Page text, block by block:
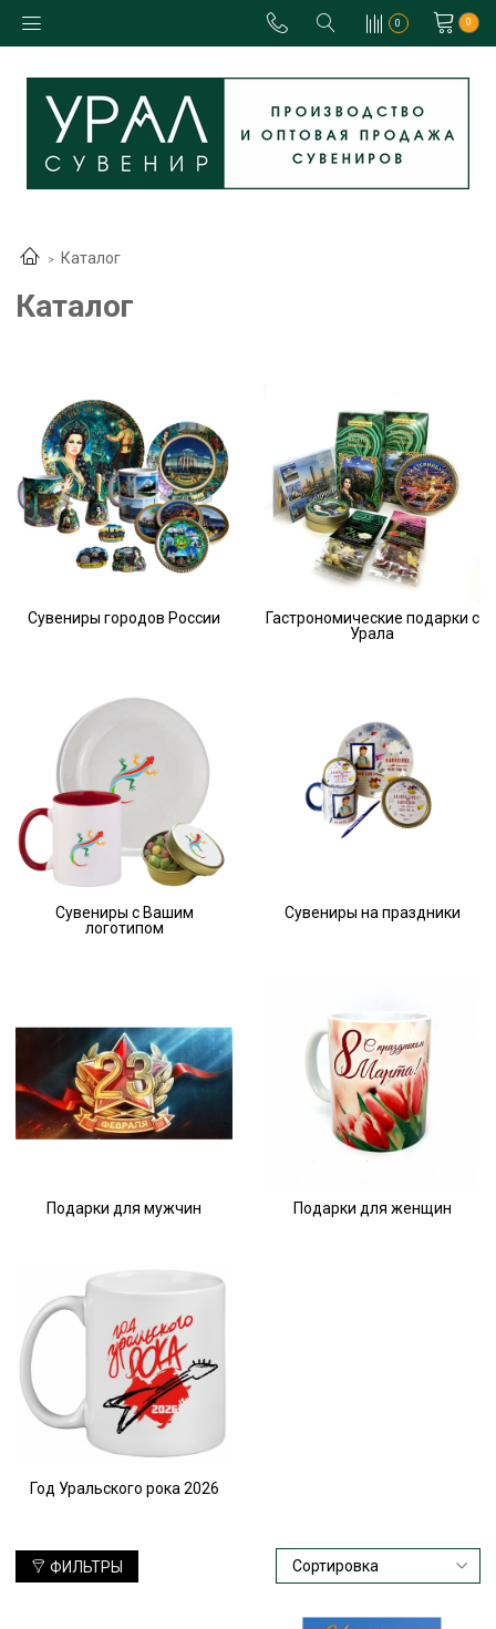
0 0
Каталог
Каталог
Сувениры городов России
Гастрономические подарки с
Урала
Сувениры с Вашим
логотипом
Сувениры на праздники
Подарки для мужчин Подарки для женщин
Год Уральского рока 2026
ФИЛЬТРЫ